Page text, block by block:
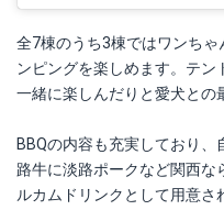
全7棟のうち3棟ではワンち
ンピングを楽しめます。テン
一緒に楽しんだりと愛犬との
BBQの内容も充実しており
路牛に淡路ポークなど関西な
ルカムドリンクとして用意